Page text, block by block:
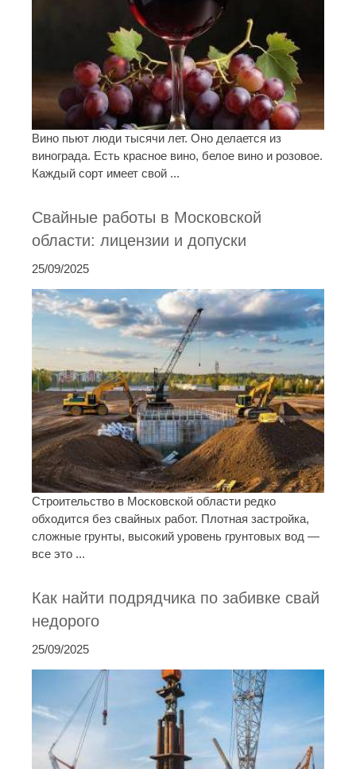
Вино пьют люди тысячи лет. Оно делается из
винограда. Есть красное вино, белое вино и розовое.
Каждый сорт имеет свой ...
Свайные работы в Московской
области: лицензии и допуски
25/09/2025
Строительство в Московской области редко
обходится без свайных работ. Плотная застройка,
сложные грунты, высокий уровень грунтовых вод —
все это ...
Как найти подрядчика по забивке свай
недорого
25/09/2025